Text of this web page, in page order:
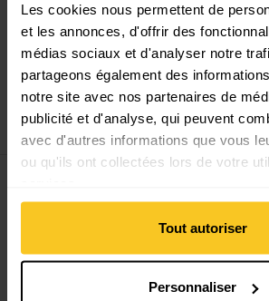
Les cookies nous permettent de
et les annonces, d'offrir des
médias sociaux et d'analyser notre
partageons également des
notre site avec nos partenaires de
publicité et d'analyse, qui peuvent
avec d'autres informations que vous
ou qu'ils ont collectées lors de votre
Tout autoriser
Personnaliser
S'inscrire à la newsletter